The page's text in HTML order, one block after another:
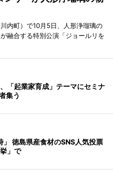
内町）で10月5日、人形浄瑠璃の
融合する特別公演「ジョールリを
「起業家育成」テーマにセミナ
集う
」 徳島県産食材のSNS人気投票
」で